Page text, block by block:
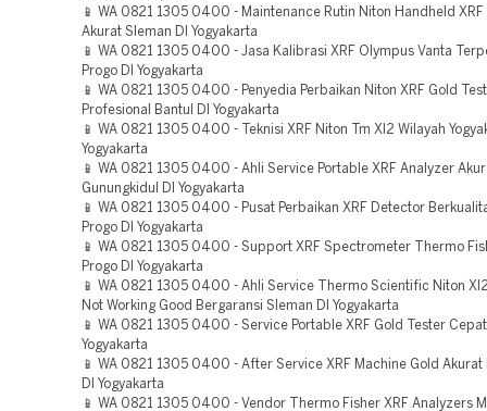
📱 WA 0821 1305 0400 - Maintenance Rutin Niton Handheld XRF
Akurat Sleman DI Yogyakarta
📱 WA 0821 1305 0400 - Jasa Kalibrasi XRF Olympus Vanta
Progo DI Yogyakarta
📱 WA 0821 1305 0400 - Penyedia Perbaikan Niton XRF Gold
Profesional Bantul DI Yogyakarta
📱 WA 0821 1305 0400 - Teknisi XRF Niton Tm Xl2 Wilayah
Yogyakarta
📱 WA 0821 1305 0400 - Ahli Service Portable XRF Analyzer
Gunungkidul DI Yogyakarta
📱 WA 0821 1305 0400 - Pusat Perbaikan XRF Detector
Progo DI Yogyakarta
📱 WA 0821 1305 0400 - Support XRF Spectrometer Thermo
Progo DI Yogyakarta
📱 WA 0821 1305 0400 - Ahli Service Thermo Scientific Niton
Not Working Good Bergaransi Sleman DI Yogyakarta
📱 WA 0821 1305 0400 - Service Portable XRF Gold Tester
Yogyakarta
📱 WA 0821 1305 0400 - After Service XRF Machine Gold Akurat
DI Yogyakarta
📱 WA 0821 1305 0400 - Vendor Thermo Fisher XRF Analyzers